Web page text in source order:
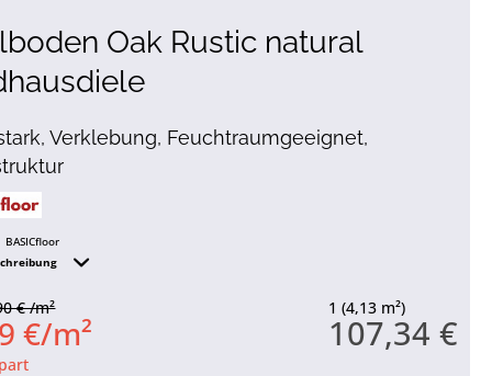
Oak Rustic natural
Verklebung, Feuchtraumgeeignet,
BASICfloor
1 (4,13 m²)
107,34 €
€ /m²
€/m²